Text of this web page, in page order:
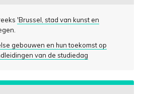
'Brussel, stad van kunst en
gebouwen en hun toekomst op
van de studiedag